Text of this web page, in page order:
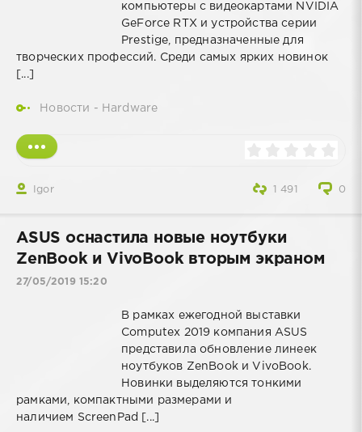
компьютеры с видеокартами NVIDIA
GeForce RTX и устройства серии
Prestige, предназначенные для
творческих профессий. Среди самых ярких новинок
[...]
Новости - Hardware
Igor 0
1 491
ASUS оснастила новые ноутбуки
ZenBook и VivoBook вторым экраном
27/05/2019 15:20
В рамках ежегодной выставки
Computex 2019 компания ASUS
представила обновление линеек
ноутбуков ZenBook и VivoBook.
Новинки выделяются тонкими
рамками, компактными размерами и
наличием ScreenPad [...]